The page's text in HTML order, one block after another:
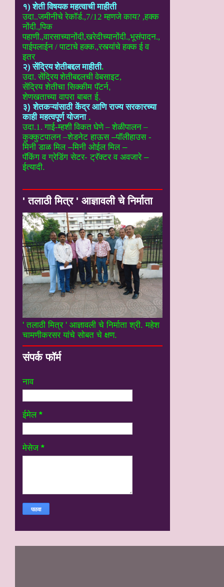
१) शेती विषयक महत्वाची माहीती
उदा..जमीनीचे रेकॉर्ड.,7/12 म्हणजे काय? ,हक्क
नोंदी.,पिक
पहाणी.,वारसाच्यानोंदी,खरेदीच्यानोंदी.,भूसंपादन.,
पाईपलाईन / पाटाचे हक्क.,रस्त्यांचे हक्क ईव
इतर
२) सेंद्रिय शेतीबद्दल माहीती.
उदा. सेंद्रिय शेतीबद्दलची वेबसाइट,
सेंद्रिय शेतीचा सिक्कीम पॅटर्न,
शेणखताच्या वापरा बाबत ई.
३) शेतकऱ्यांसाठी केंद्र आणि राज्य सरकारच्या
काही महत्वपूर्ण योजना.
उदा.1. गाई-म्हशी विकत घेणे – शेळीपालन –
कुक्कुटपालन –शेडनेट हाऊस –पॉलीहाउस -
मिनी डाळ मिल –मिनी ओईल मिल –
पॅकिंग व ग्रेडिंग सेटर- ट्रॅक्टर व अवजारे –
ईत्यादी.
' तलाठी मित्र ' आज्ञावली चे निर्माता
' तलाठी मित्र ' आज्ञावली चे निर्माता श्री. महेश
चामणीकरसर यांचे सोबत चे क्षण.
संपर्क फॉर्म
नाव
ईमेल *
मेसेज *